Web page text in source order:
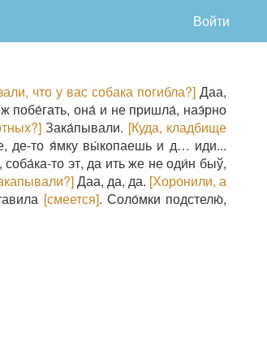
Войти
что у вас собака погибла?] Даа,
побе́гать, она́ и не пришла́, наэ́рно
Зака́пывали. [Куда, кладбище
де-то я́мку вы́копаешь и д… иди...
то эт, да ить же не оди́н быў,
Даа, да, да. [Хоронили, а
[смеется]. Соло́мки подстелю́,